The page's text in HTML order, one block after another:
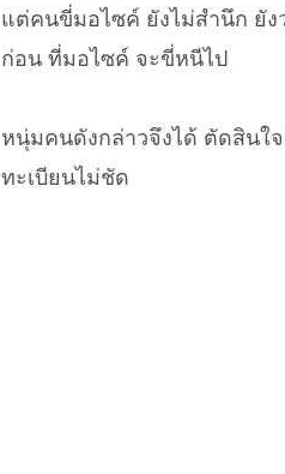
แต่คนขี่มอไซค์ ยังไม่สำนึก ยัง
ก่อน ที่มอไซค์ จะขี่หนีไป
หนุ่มคนดังกล่าวจึงได้ ตัดสินใ
ทะเบียนไม่ชัด